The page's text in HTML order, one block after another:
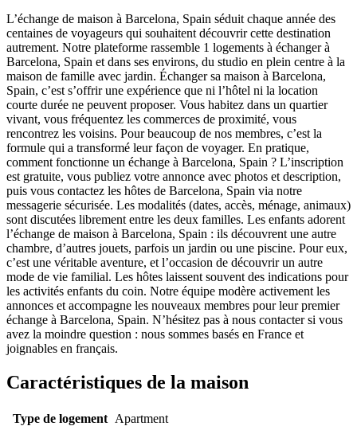
L’échange de maison à Barcelona, Spain séduit chaque année des
centaines de voyageurs qui souhaitent découvrir cette destination
autrement. Notre plateforme rassemble 1 logements à échanger à
Barcelona, Spain et dans ses environs, du studio en plein centre à la
maison de famille avec jardin. Échanger sa maison à Barcelona,
Spain, c’est s’offrir une expérience que ni l’hôtel ni la location
courte durée ne peuvent proposer. Vous habitez dans un quartier
vivant, vous fréquentez les commerces de proximité, vous
rencontrez les voisins. Pour beaucoup de nos membres, c’est la
formule qui a transformé leur façon de voyager. En pratique,
comment fonctionne un échange à Barcelona, Spain ? L’inscription
est gratuite, vous publiez votre annonce avec photos et description,
puis vous contactez les hôtes de Barcelona, Spain via notre
messagerie sécurisée. Les modalités (dates, accès, ménage, animaux)
sont discutées librement entre les deux familles. Les enfants adorent
l’échange de maison à Barcelona, Spain : ils découvrent une autre
chambre, d’autres jouets, parfois un jardin ou une piscine. Pour eux,
c’est une véritable aventure, et l’occasion de découvrir un autre
mode de vie familial. Les hôtes laissent souvent des indications pour
les activités enfants du coin. Notre équipe modère activement les
annonces et accompagne les nouveaux membres pour leur premier
échange à Barcelona, Spain. N’hésitez pas à nous contacter si vous
avez la moindre question : nous sommes basés en France et
joignables en français.
Caractéristiques de la maison
Type de logement Apartment